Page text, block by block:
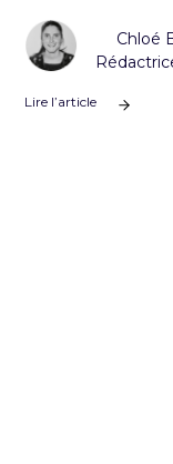
Chloé
Lire l’article